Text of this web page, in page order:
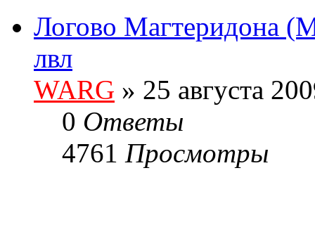
Логово Магтеридона
лвл
WARG » 25 августа
0 Ответы
4761 Просмотры